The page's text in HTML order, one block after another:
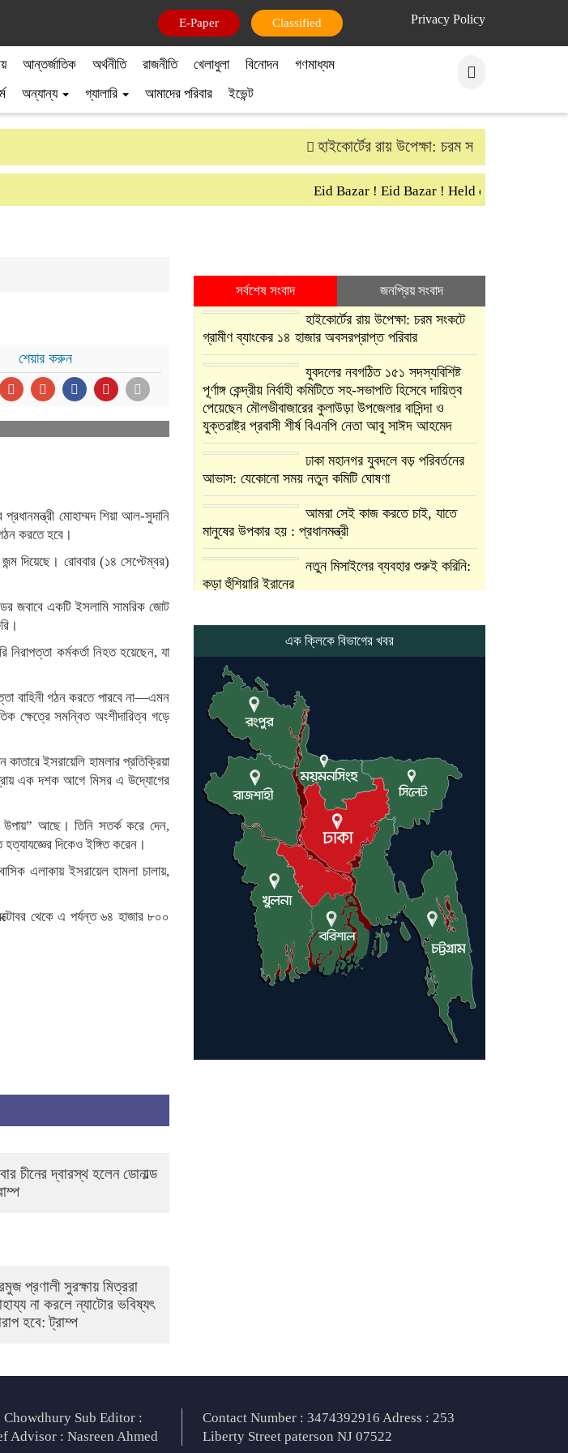
Privacy Policy
E-Paper Classified
আন্তর্জাতিক অর্থনীতি রাজনীতি খেলাধুলা বিনোদন
গণমাধ্যম
অন্যান্য গ্যালারি আমাদের পরিবার ইভেন্ট
হাইকোর্টের রায় উপেক্ষা: চরম সংকটে গ্রামীণ
Eid Bazar ! Eid Bazar ! Held on 30th March
শেয়ার করুন
মোহাম্মদ শিয়া আল-সুদানি
করতে হবে।
দিয়েছে। রোববার (১৪ সেপ্টেম্বর)
জবাবে একটি ইসলামি সামরিক জোট
কর্মকর্তা নিহত হয়েছেন, যা
বাহিনী গঠন করতে পারবে না—এমন
ক্ষেত্রে সমন্বিত অংশীদারিত্ব গড়ে
ইসরায়েলি হামলার প্রতিক্রিয়া
প্রায় এক দশক আগে মিসর এ উদ্যোগের
উপায়” আছে। তিনি সতর্ক করে দেন,
দিকেও ইঙ্গিত করেন।
এলাকায় ইসরায়েল হামলা চালায়,
থেকে এ পর্যন্ত ৬৪ হাজার ৮০০
চীনের দ্বারস্থ হলেন ডোনাল্ড
প্রণালী সুরক্ষায় মিত্ররা
না করলে ন্যাটোর ভবিষ্যৎ
হবে: ট্রাম্প
সর্বশেষ সংবাদ জনপ্রিয় সংবাদ
হাইকোর্টের রায় উপেক্ষা: চরম সংকটে
গ্রামীণ ব্যাংকের ১৪ হাজার অবসরপ্রাপ্ত পরিবার
যুবদলের নবগঠিত ১৫১ সদস্যবিশিষ্ট
পূর্ণাঙ্গ কেন্দ্রীয় নির্বাহী কমিটিতে সহ-সভাপতি হিসেবে দায়িত্ব
পেয়েছেন মৌলভীবাজারের কুলাউড়া উপজেলার বাসিন্দা ও
যুক্তরাষ্ট্র প্রবাসী শীর্ষ বিএনপি নেতা আবু সাঈদ আহমেদ
ঢাকা মহানগর যুবদলে বড় পরিবর্তনের
আভাস: যেকোনো সময় নতুন কমিটি ঘোষণা
আমরা সেই কাজ করতে চাই, যাতে
মানুষের উপকার হয় : প্রধানমন্ত্রী
নতুন মিসাইলের ব্যবহার শুরুই করিনি:
কড়া হুঁশিয়ারি ইরানের
প্রণালি সবার জন্য উন্মুক্ত: আরাকচি
ট্রাম্প
ইরানে কঠোর হামলা অব্যাহত রাখতে
ট্রাম্পকে আহ্বান সৌদি আরবের
ইরাকসহ মধ্যপ্রাচ্যে ২৪ হামলা চালাল
ইরানপন্থি গোষ্ঠী
হরমুজ প্রণালী সুরক্ষায় মিত্ররা সাহায্য
না করলে ন্যাটোর ভবিষ্যৎ খারাপ হবে: ট্রাম্প
এক ক্লিকে বিভাগের খবর
Sub Editor :
Advisor : Nasreen Ahmed
Contact Number : 3474392916 Adress : 253
Liberty Street paterson NJ 07522